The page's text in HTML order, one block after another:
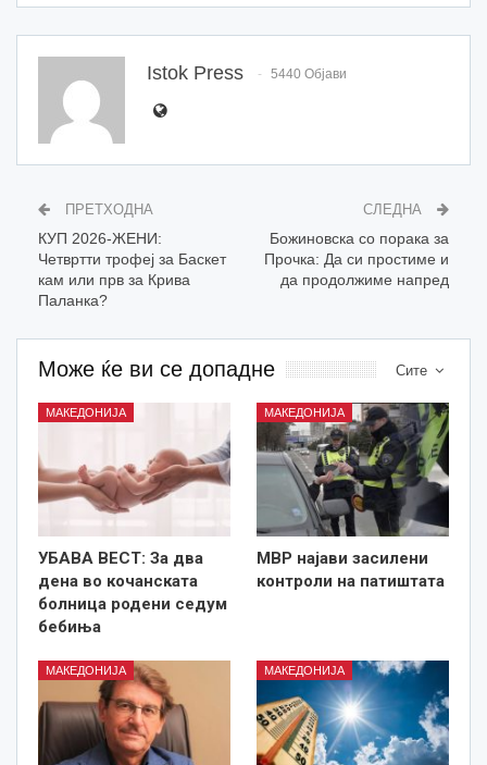
Istok Press 5440 Објави
ПРЕТХОДНА
КУП 2026-ЖЕНИ:
Четвртти трофеј за Баскет
кам или прв за Крива
Паланка?
СЛЕДНА
Божиновска со порака за
Прочка: Да си простиме и
да продолжиме напред
Сите
Може ќе ви се допадне
МАКЕДОНИЈА
УБАВА ВЕСТ: За два
дена во кочанската
болница родени седум
бебиња
МАКЕДОНИЈА
МВР најави засилени
контроли на патиштата
МАКЕДОНИЈА МАКЕДОНИЈА